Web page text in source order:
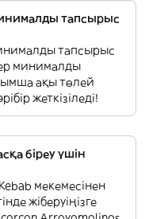
тапсырыс
тапсырыс
минималды
ақы төлей
жеткізіледі!
біреу үшін
мекемесінен
жіберуіңізге